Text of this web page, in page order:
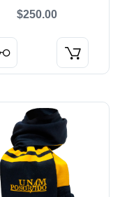
$250.00